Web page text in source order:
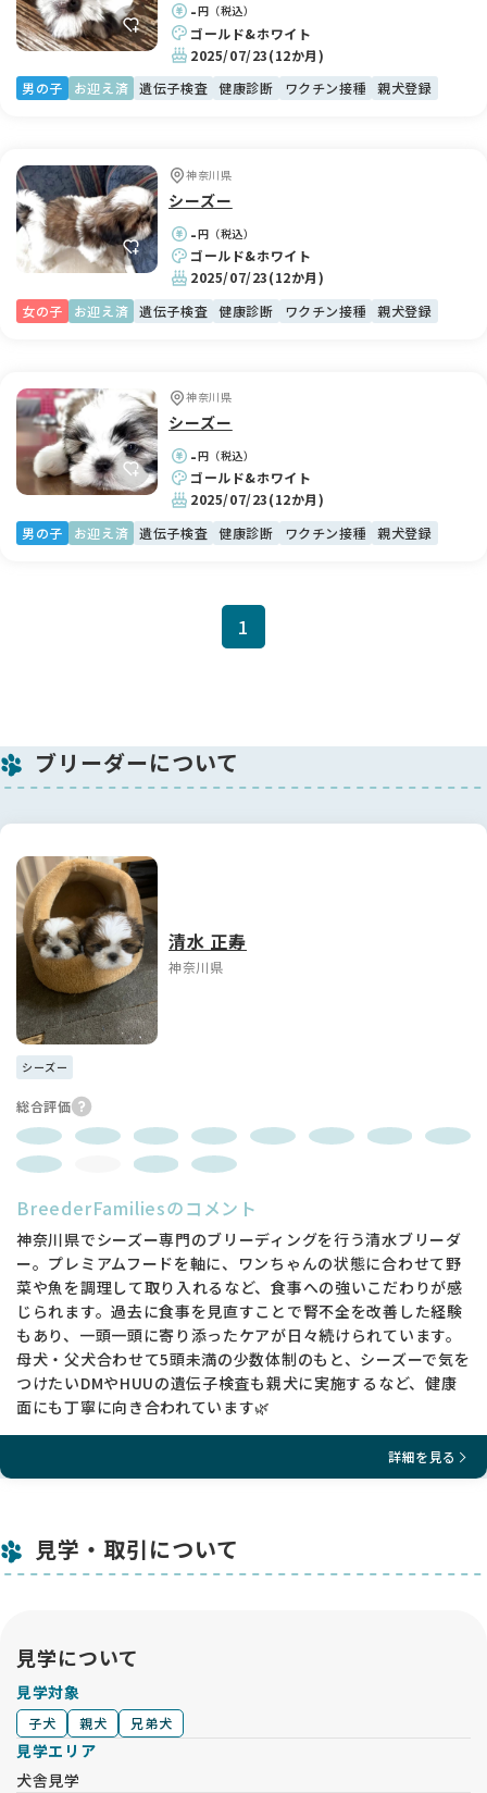
-円（税込）
ゴールド&ホワイト
2025/07/23(12か月)
男の子
お迎え済 遺伝子検査 健康診断 ワクチン接種 親犬登録
神奈川県
シーズー
-円（税込）
ゴールド&ホワイト
2025/07/23(12か月)
女の子
お迎え済 遺伝子検査 健康診断 ワクチン接種 親犬登録
神奈川県
シーズー
-円（税込）
ゴールド&ホワイト
2025/07/23(12か月)
男の子
お迎え済 遺伝子検査 健康診断 ワクチン接種 親犬登録
1
ブリーダーについて
清水 正寿
神奈川県
シーズー
総合評価
BreederFamiliesのコメント
神奈川県でシーズー専門のブリーディングを行う清水ブリーダ
ー。プレミアムフードを軸に、ワンちゃんの状態に合わせて野
菜や魚を調理して取り入れるなど、食事への強いこだわりが感
じられます。過去に食事を見直すことで腎不全を改善した経験
もあり、一頭一頭に寄り添ったケアが日々続けられています。
母犬・父犬合わせて5頭未満の少数体制のもと、シーズーで気を
つけたいDMやHUUの遺伝子検査も親犬に実施するなど、健康
面にも丁寧に向き合われています🌿
詳細を見る
見学・取引について
見学について
見学対象
子犬 親犬 兄弟犬
見学エリア
犬舎見学